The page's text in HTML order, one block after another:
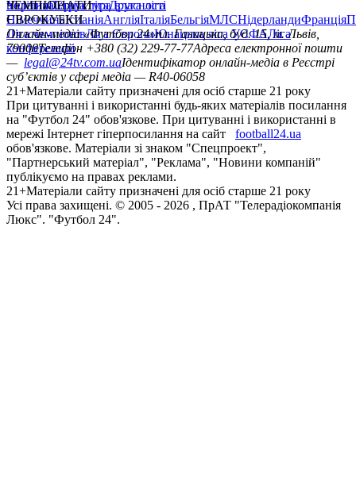
політикаСтруктура власності
УкраїнаПерша лігаДруга ліга
ЧЕМПІОНАТИ
НімеччинаІспаніяАнгліяІталіяБельгіяМЛСНідерландиФранція
ЄВРОКУБКИ
Ліга чемпіонівЛіга ЄвропиЮнацька ліга УЄФАЛіга
конференцій
Онлайн-медіа «Футбол 24»пл. Галицька, буд. 15, м. Львів,
79008Телефон +380 (32) 229-77-77Адреса електронної пошти
— legal@24tv.com.uaІдентифікатор онлайн-медіа в Реєстрі
суб’єктів у сфері медіа — R40-06058
21+Матеріали сайту призначені для осіб старше 21 року
При цитуванні і використанні будь-яких матеріалів посилання
на "Футбол 24" обов'язкове. При цитуванні і використанні в
мережі Інтернет гіперпосилання на сайт
football24.ua
обов'язкове. Матеріали зі знаком "Спецпроект",
"Партнерський матеріал", "Реклама", "Новини компаній"
публікуємо на правах реклами.
21+Матеріали сайту призначені для осіб старше 21 року
Усi права захищенi. © 2005 - 2026 , ПрАТ "Телерадіокомпанія
Люкс". "Футбол 24".